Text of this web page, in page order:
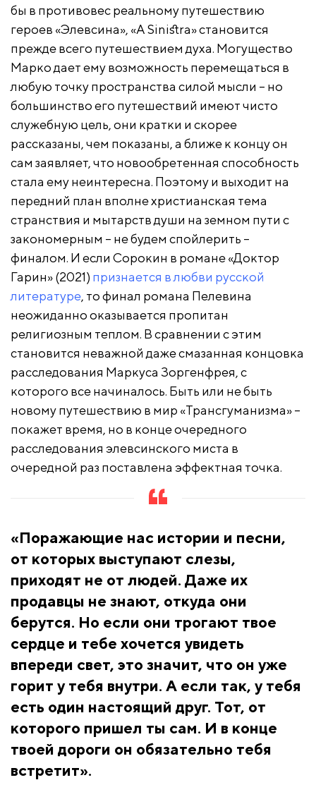
бы в противовес реальному путешествию
героев «Элевсина», «A Sinistra» становится
прежде всего путешествием духа. Могущество
Марко дает ему возможность перемещаться в
любую точку пространства силой мысли – но
большинство его путешествий имеют чисто
служебную цель, они кратки и скорее
рассказаны, чем показаны, а ближе к концу он
сам заявляет, что новообретенная способность
стала ему неинтересна. Поэтому и выходит на
передний план вполне христианская тема
странствия и мытарств души на земном пути с
закономерным – не будем спойлерить –
финалом. И если Сорокин в романе «Доктор
Гарин» (2021) признается в любви русской
литературе, то финал романа Пелевина
неожиданно оказывается пропитан
религиозным теплом. В сравнении с этим
становится неважной даже смазанная концовка
расследования Маркуса Зоргенфрея, с
которого все начиналось. Быть или не быть
новому путешествию в мир «Трансгуманизма» –
покажет время, но в конце очередного
расследования элевсинского миста в
очередной раз поставлена эффектная точка.
«Поражающие нас истории и песни,
от которых выступают слезы,
приходят не от людей. Даже их
продавцы не знают, откуда они
берутся. Но если они трогают твое
сердце и тебе хочется увидеть
впереди свет, это значит, что он уже
горит у тебя внутри. А если так, у тебя
есть один настоящий друг. Тот, от
которого пришел ты сам. И в конце
твоей дороги он обязательно тебя
встретит».